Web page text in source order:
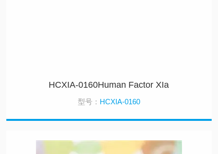
HCXIA-0160Human Factor XIa
型号： HCXIA-0160